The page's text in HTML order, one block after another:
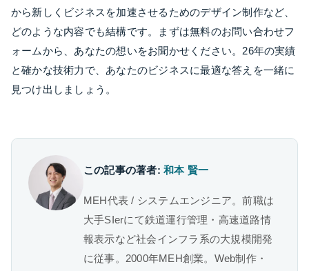
から新しくビジネスを加速させるためのデザイン制作など、
どのような内容でも結構です。まずは無料のお問い合わせフ
ォームから、あなたの想いをお聞かせください。26年の実績
と確かな技術力で、あなたのビジネスに最適な答えを一緒に
見つけ出しましょう。
この記事の著者:和本 賢一
MEH代表 / システムエンジニア。前職は
大手SIerにて鉄道運行管理・高速道路情
報表示など社会インフラ系の大規模開発
に従事。2000年MEH創業。Web制作・